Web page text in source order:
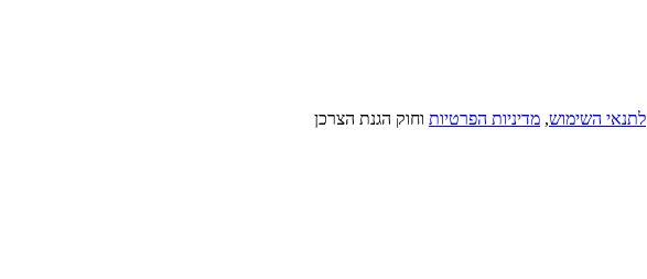
לתנאי השימוש, מדיניות הפרטיות וחוק הגנת הצרכן